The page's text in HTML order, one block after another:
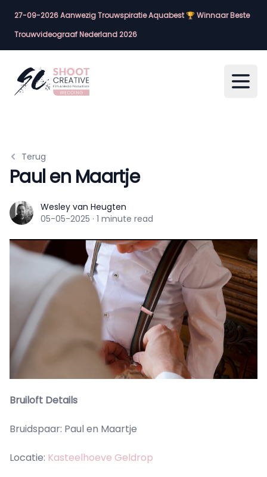
27-09-2026 Aanwezig Trouwspiratie Aquabest 🏆 Winnaar Beste
Trouwvideograaf Nederland 2026
Terug
Paul en Maartje
Wesley van Heugten
Wesley van Heugten
05-05-2025 · 1 minute read
Bruiloft Details
Bruidspaar: Paul en Maartje
Locatie: Kasteelhoeve Geldrop